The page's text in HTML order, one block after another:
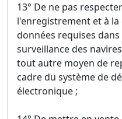
13° De ne pas
l'enregistrement et à
données requises
surveillance des
tout autre moyen de
cadre du système de
électronique ;